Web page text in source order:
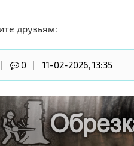
друзьям:
0 11-02-2026, 13:35